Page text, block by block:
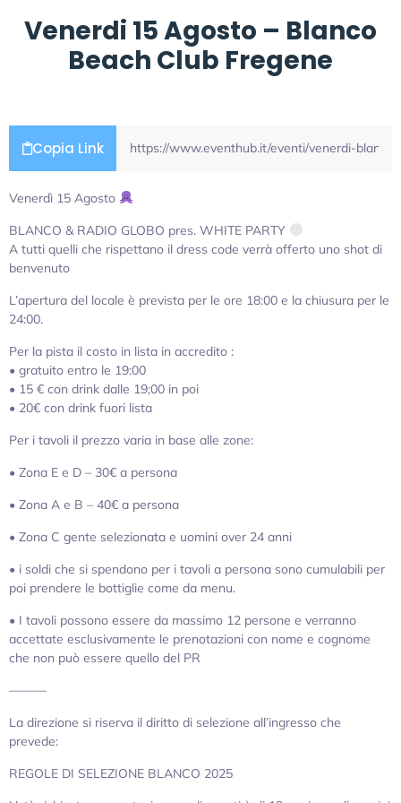
Venerdi 15 Agosto – Blanco
Beach Club Fregene
Copia Link
Venerdì 15 Agosto
BLANCO & RADIO GLOBO pres. WHITE PARTY
A tutti quelli che rispettano il dress code verrà offerto uno shot di
benvenuto
L’apertura del locale è prevista per le ore 18:00 e la chiusura per le
24:00.
Per la pista il costo in lista in accredito :
•⁠ ⁠gratuito entro le 19:00
•⁠ ⁠⁠15 € con drink dalle 19;00 in poi
•⁠ ⁠⁠20€ con drink fuori lista
Per i tavoli il prezzo varia in base alle zone:
•⁠ ⁠Zona E e D – 30€ a persona
•⁠ ⁠Zona A e B – 40€ a persona
•⁠ ⁠Zona C gente selezionata e uomini over 24 anni
•⁠ ⁠i soldi che si spendono per i tavoli a persona sono cumulabili per
poi prendere le bottiglie come da menu.
•⁠ ⁠I tavoli possono essere da massimo 12 persone e verranno
accettate esclusivamente le prenotazioni con nome e cognome
che non può essere quello del PR
———
La direzione si riserva il diritto di selezione all’ingresso che
prevede:
REGOLE DI SELEZIONE BLANCO 2025